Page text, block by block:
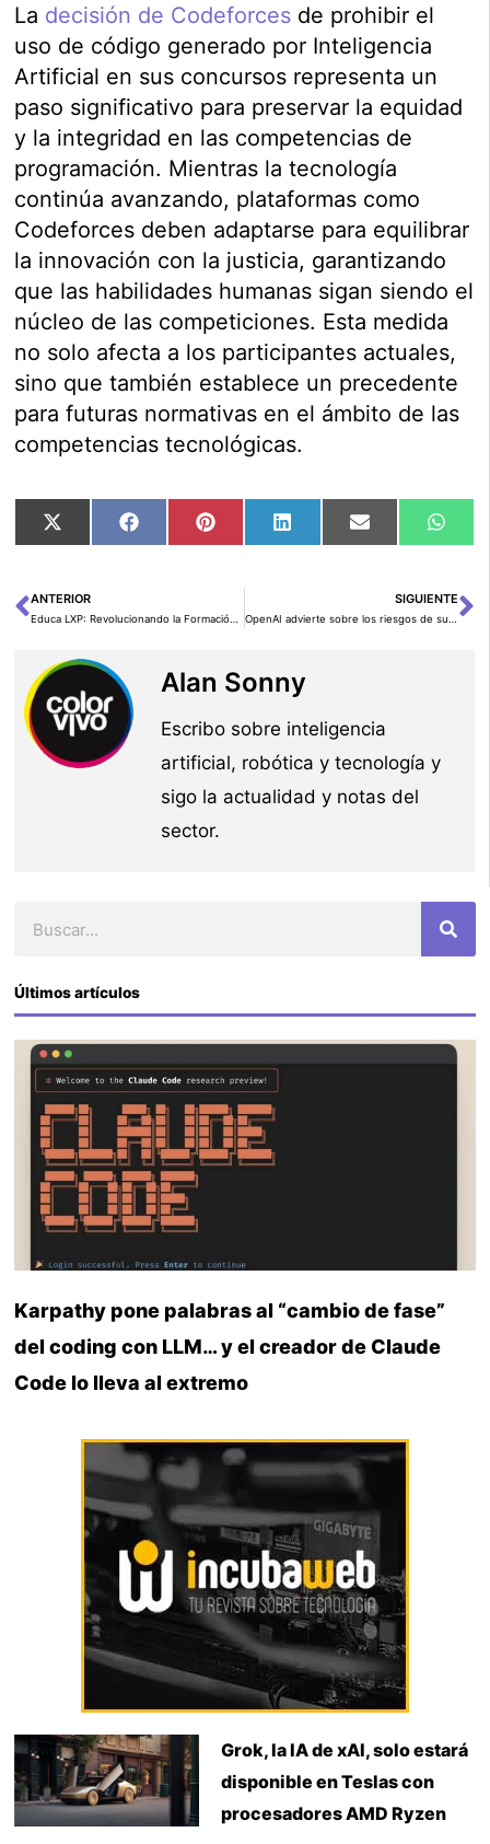
La decisión de Codeforces de prohibir el
uso de código generado por Inteligencia
Artificial en sus concursos representa un
paso significativo para preservar la equidad
y la integridad en las competencias de
programación. Mientras la tecnología
continúa avanzando, plataformas como
Codeforces deben adaptarse para equilibrar
la innovación con la justicia, garantizando
que las habilidades humanas sigan siendo el
núcleo de las competiciones. Esta medida
no solo afecta a los participantes actuales,
sino que también establece un precedente
para futuras normativas en el ámbito de las
competencias tecnológicas.
Compartir
en
X
Compartir
en
FacebookCompartir
en
PinterestCompartir
en
LinkedInCompartir
en
Email
en
Ant
ANTERIOR SIGUIENTE
Alan Sonny
Escribo sobre inteligencia
artificial, robótica y tecnología y
sigo la actualidad y notas del
sector.
Últimos artículos
Karpathy pone palabras al “cambio de fase”
del coding con LLM… y el creador de Claude
Code lo lleva al extremo
Grok, la IA de xAI, solo estará
disponible en Teslas con
procesadores AMD Ryzen